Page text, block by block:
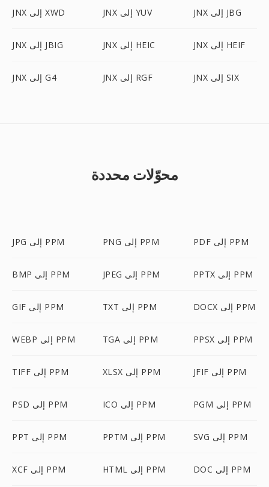
JNX إلى XWD JNX إلى YUV JNX إلى JBG
JNX إلى JBIG JNX إلى HEIC JNX إلى HEIF
JNX إلى G4 JNX إلى RGF JNX إلى SIX
محوّلات محددة
JPG إلى PPM PNG إلى PPM PDF إلى PPM
BMP إلى PPM JPEG إلى PPM PPTX إلى PPM
GIF إلى PPM TXT إلى PPM DOCX إلى PPM
WEBP إلى PPM TGA إلى PPM PPSX إلى PPM
TIFF إلى PPM XLSX إلى PPM JFIF إلى PPM
PSD إلى PPM ICO إلى PPM PGM إلى PPM
PPT إلى PPM PPTM إلى PPM SVG إلى PPM
XCF إلى PPM HTML إلى PPM DOC إلى PPM